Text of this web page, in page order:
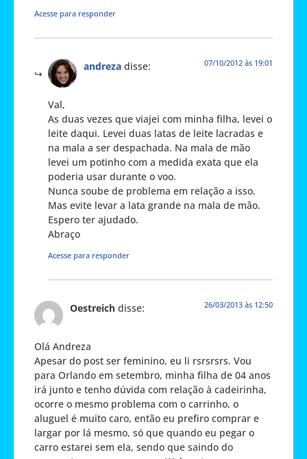
Acesse para responder
andreza disse: 07/10/2012 às 19:01
Val,
As duas vezes que viajei com minha filha, levei o
leite daqui. Levei duas latas de leite lacradas e
na mala a ser despachada. Na mala de mão
levei um potinho com a medida exata que ela
poderia usar durante o voo.
Nunca soube de problema em relação a isso.
Mas evite levar a lata grande na mala de mão.
Espero ter ajudado.
Abraço
Acesse para responder
Oestreich disse: 26/03/2013 às 12:50
Olá Andreza
Apesar do post ser feminino, eu li rsrsrsrs. Vou
para Orlando em setembro, minha filha de 04 anos
irá junto e tenho dúvida com relação à cadeirinha,
ocorre o mesmo problema com o carrinho, o
aluguel é muito caro, então eu prefiro comprar e
largar por lá mesmo, só que quando eu pegar o
carro estarei sem ela, sendo que saindo do